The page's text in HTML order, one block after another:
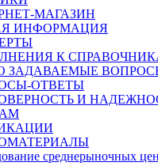
МАГАЗИН
ИНФОРМАЦИЯ
К
ЗАДАВАЕМЫЕ
ОТВЕТЫ
И
среднерыночных